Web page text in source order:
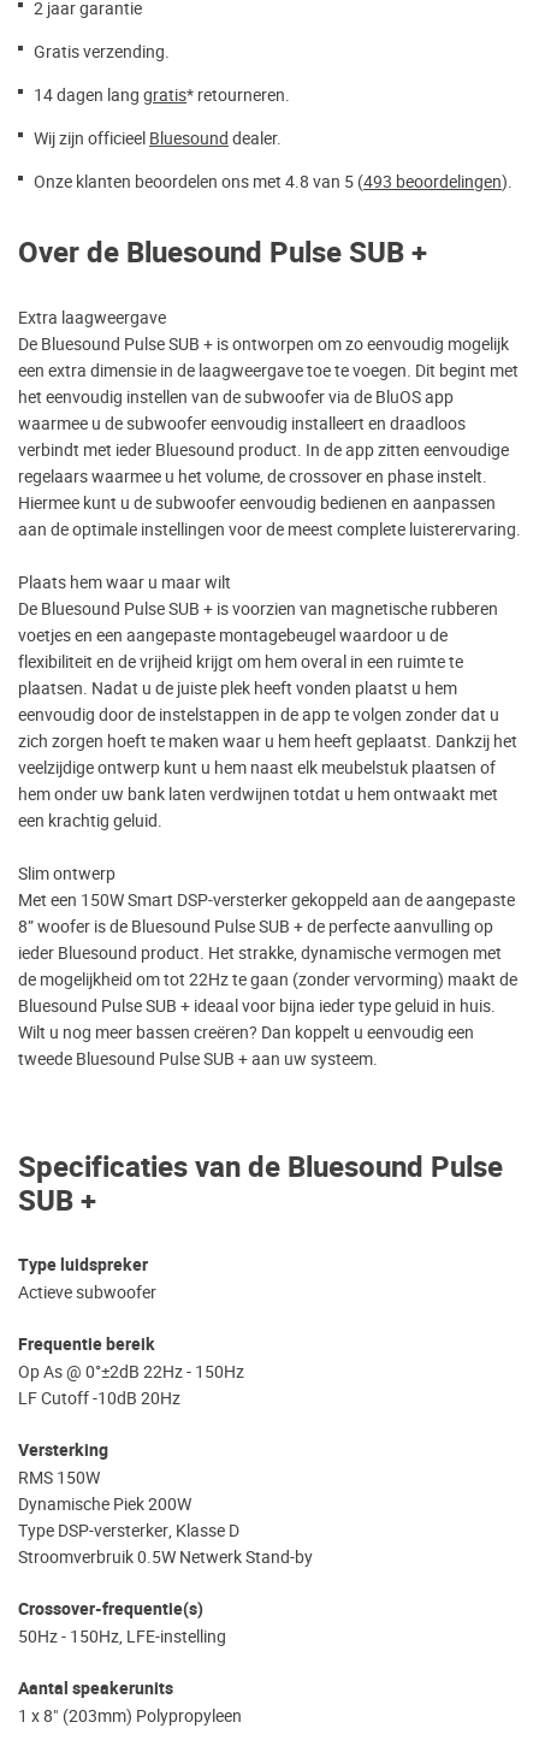
2 jaar garantie
Gratis verzending.
14 dagen lang gratis* retourneren.
Wij zijn officieel Bluesound dealer.
Onze klanten beoordelen ons met 4.8 van 5 (493 beoordelingen).
Specificaties van de Bluesound Pulse
SUB +
Type luidspreker
Actieve subwoofer
Frequentie bereik
Op As @ 0°±2dB 22Hz - 150Hz
LF Cutoff -10dB 20Hz
Versterking
RMS 150W
Dynamische Piek 200W
Type DSP-versterker, Klasse D
Stroomverbruik 0.5W Netwerk Stand-by
Crossover-frequentie(s)
50Hz - 150Hz, LFE-instelling
Aantal speakerunits
1 x 8" (203mm) Polypropyleen
Over de Bluesound Pulse SUB +
Extra laagweergave
De Bluesound Pulse SUB + is ontworpen om zo eenvoudig mogelijk
een extra dimensie in de laagweergave toe te voegen. Dit begint met
het eenvoudig instellen van de subwoofer via de BluOS app
waarmee u de subwoofer eenvoudig installeert en draadloos
verbindt met ieder Bluesound product. In de app zitten eenvoudige
regelaars waarmee u het volume, de crossover en phase instelt.
Hiermee kunt u de subwoofer eenvoudig bedienen en aanpassen
aan de optimale instellingen voor de meest complete luisterervaring.
Plaats hem waar u maar wilt
De Bluesound Pulse SUB + is voorzien van magnetische rubberen
voetjes en een aangepaste montagebeugel waardoor u de
flexibiliteit en de vrijheid krijgt om hem overal in een ruimte te
plaatsen. Nadat u de juiste plek heeft vonden plaatst u hem
eenvoudig door de instelstappen in de app te volgen zonder dat u
zich zorgen hoeft te maken waar u hem heeft geplaatst. Dankzij het
veelzijdige ontwerp kunt u hem naast elk meubelstuk plaatsen of
hem onder uw bank laten verdwijnen totdat u hem ontwaakt met
een krachtig geluid.
Slim ontwerp
Met een 150W Smart DSP-versterker gekoppeld aan de aangepaste
8” woofer is de Bluesound Pulse SUB + de perfecte aanvulling op
ieder Bluesound product. Het strakke, dynamische vermogen met
de mogelijkheid om tot 22Hz te gaan (zonder vervorming) maakt de
Bluesound Pulse SUB + ideaal voor bijna ieder type geluid in huis.
Wilt u nog meer bassen creëren? Dan koppelt u eenvoudig een
tweede Bluesound Pulse SUB + aan uw systeem.